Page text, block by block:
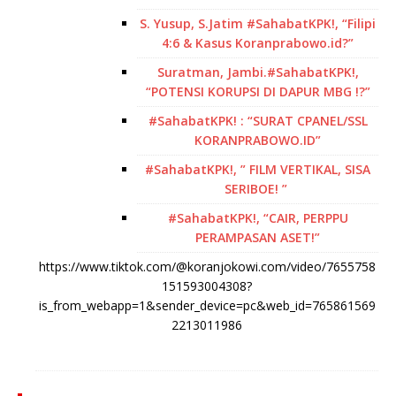
S. Yusup, S.Jatim #SahabatKPK!, “Filipi
4:6 & Kasus Koranprabowo.id?”
Suratman, Jambi.#SahabatKPK!,
“POTENSI KORUPSI DI DAPUR MBG !?”
#SahabatKPK! : “SURAT CPANEL/SSL
KORANPRABOWO.ID”
#SahabatKPK!, ” FILM VERTIKAL, SISA
SERIBOE! ”
#SahabatKPK!, “CAIR, PERPPU
PERAMPASAN ASET!”
https://www.tiktok.com/@koranjokowi.com/video/7655758
151593004308?
is_from_webapp=1&sender_device=pc&web_id=765861569
2213011986